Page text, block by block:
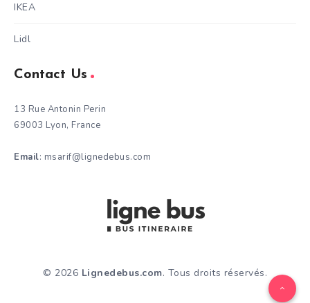
IKEA
Lidl
Contact Us
13 Rue Antonin Perin
69003 Lyon, France
Email: msarif@lignedebus.com
© 2026 Lignedebus.com. Tous droits réservés.